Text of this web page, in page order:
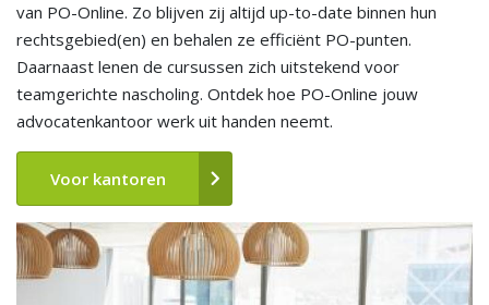
van PO-Online. Zo blijven zij altijd up-to-date binnen hun
rechtsgebied(en) en behalen ze efficiënt PO-punten.
Daarnaast lenen de cursussen zich uitstekend voor
teamgerichte nascholing. Ontdek hoe PO-Online jouw
advocatenkantoor werk uit handen neemt.
Voor kantoren